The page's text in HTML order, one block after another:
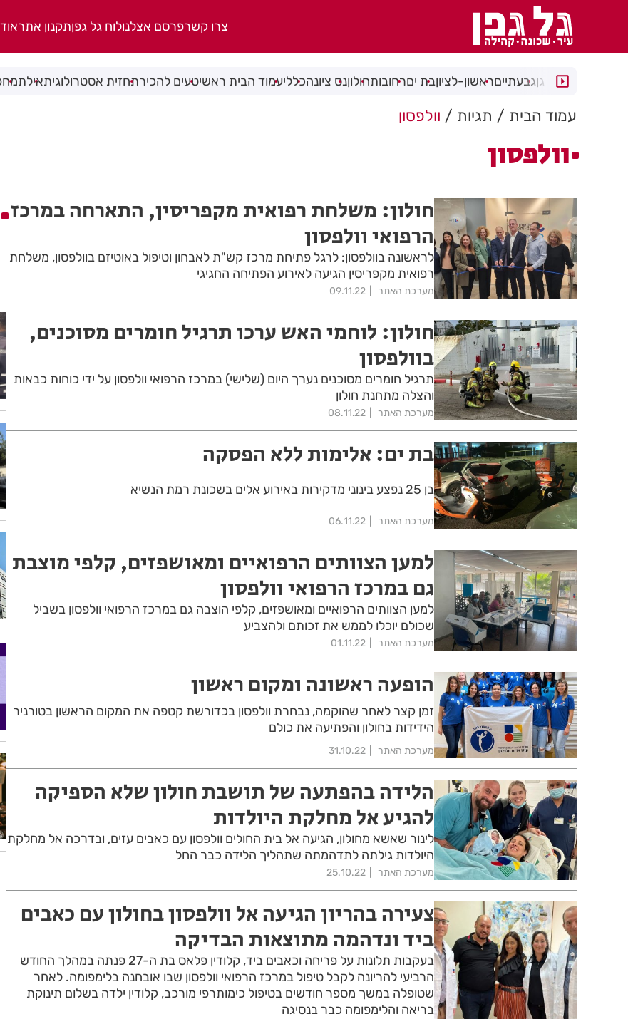
צרו קשרפרסם אצלנולוח גל גפןתקנון אתר
רמת גןגבעתייםראשון-לציוןבת יםרחובותחולוןנס ציונהכלליעמוד הבית ראשיטעים להכירתחזית אסטרולוגיתאילת
עמוד הבית תגיות וולפסון
וולפסון
חולון: משלחת רפואית מקפריסין, התארחה במרכז
הרפואי וולפסון
לראשונה בוולפסון: לרגל פתיחת מרכז קש"ת לאבחון וטיפול באוטיזם בוולפסון, משלחת
רפואית מקפריסין הגיעה לאירוע הפתיחה החגיגי
מערכת האתר 09.11.22
חולון: לוחמי האש ערכו תרגיל חומרים מסוכנים,
בוולפסון
תרגיל חומרים מסוכנים נערך היום (שלישי) במרכז הרפואי וולפסון על ידי כוחות כבאות
והצלה מתחנת חולון
מערכת האתר 08.11.22
בת ים: אלימות ללא הפסקה
בן 25 נפצע בינוני מדקירות באירוע אלים בשכונת רמת הנשיא
מערכת האתר 06.11.22
למען הצוותים הרפואיים ומאושפזים, קלפי מוצבת
גם במרכז הרפואי וולפסון
למען הצוותים הרפואיים ומאושפזים, קלפי הוצבה גם במרכז הרפואי וולפסון בשביל
שכולם יוכלו לממש את זכותם ולהצביע
מערכת האתר 01.11.22
הופעה ראשונה ומקום ראשון
זמן קצר לאחר שהוקמה, נבחרת וולפסון בכדורשת קטפה את המקום הראשון בטורניר
הידידות בחולון והפתיעה את כולם
מערכת האתר 31.10.22
הלידה בהפתעה של תושבת חולון שלא הספיקה
להגיע אל מחלקת היולדות
לינור שאשא מחולון, הגיעה אל בית החולים וולפסון עם כאבים עזים, ובדרכה אל מחלקת
היולדות גילתה לתדהמתה שתהליך הלידה כבר החל
מערכת האתר 25.10.22
צעירה בהריון הגיעה אל וולפסון בחולון עם כאבים
ביד ונדהמה מתוצאות הבדיקה
בעקבות תלונות על פריחה וכאבים ביד, קלודין פלאס בת ה-27 פנתה במהלך החודש
הרביעי להריונה לקבל טיפול במרכז הרפואי וולפסון שבו אובחנה בלימפומה. לאחר
שטופלה במשך מספר חודשים בטיפול כימותרפי מורכב, קלודין ילדה בשלום תינוקת
בריאה והלימפומה כבר בנסיגה